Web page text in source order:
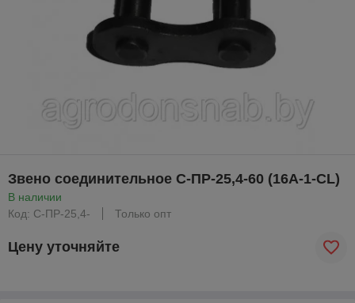
Звено соединительное С-ПР-25,4-60 (16А-1-CL)
В наличии
Код: С-ПР-25,4-
Только опт
Цену уточняйте